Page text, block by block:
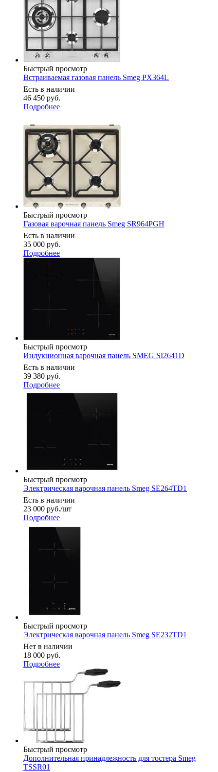
Быстрый просмотр
Встраиваемая газовая панель Smeg PX364L
Есть в наличии
46 450 руб.
Подробнее
Быстрый просмотр
Газовая варочная панель Smeg SR964PGH
Есть в наличии
35 000 руб.
Подробнее
Быстрый просмотр
Индукционная варочная панель SMEG SI2641D
Есть в наличии
39 380 руб.
Подробнее
Быстрый просмотр
Электрическая варочная панель Smeg SE264TD1
Есть в наличии
23 000 руб./шт
Подробнее
Быстрый просмотр
Электрическая варочная панель Smeg SE232TD1
Нет в наличии
18 000 руб.
Подробнее
Быстрый просмотр
Дополнительная принадлежность для тостера Smeg
TSSR01